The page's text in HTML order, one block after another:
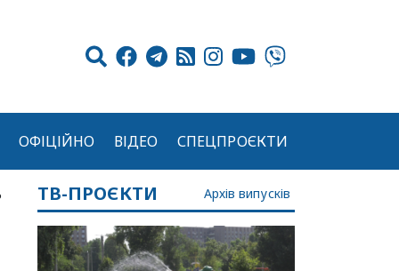
ОФІЦІЙНО ВІДЕО СПЕЦПРОЄКТИ
ТВ-ПРОЄКТИ Архів випусків